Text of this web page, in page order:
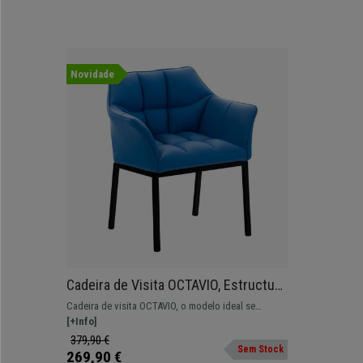
Novidade
Cadeira de Visita OCTAVIO, Estructura
Metálica Preta, Grande Acolchoado
em Pele, Cor Azul
Cadeira de visita OCTAVIO, o modelo ideal se
procura conforto absoluto e design distinto. Dê um
toque moderno ao seu escritório!
[+Info]
379,90 €
269,90 € Sem Stock